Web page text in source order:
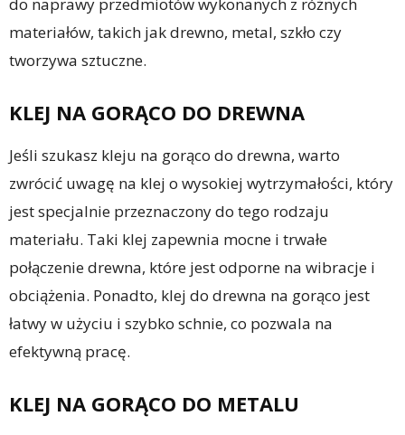
materiałów, takich jak drewno, metal, szkło czy
tworzywa sztuczne.
KLEJ NA GORĄCO DO DREWNA
Jeśli szukasz kleju na gorąco do drewna, warto
zwrócić uwagę na klej o wysokiej wytrzymałości, który
jest specjalnie przeznaczony do tego rodzaju
materiału. Taki klej zapewnia mocne i trwałe
połączenie drewna, które jest odporne na wibracje i
obciążenia. Ponadto, klej do drewna na gorąco jest
łatwy w użyciu i szybko schnie, co pozwala na
efektywną pracę.
KLEJ NA GORĄCO DO METALU